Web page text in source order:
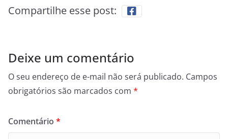
Compartilhe esse post:
Deixe um comentário
O seu endereço de e-mail não será publicado. Campos
obrigatórios são marcados com *
Comentário *